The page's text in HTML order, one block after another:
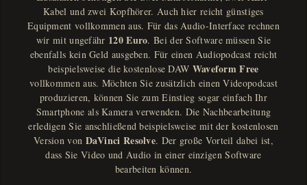
Kabel und zwei Kopfhörer. Auch hier reicht günstiges
Equipment vollkommen aus. Für das Audio-Interface rechnen
wir mit ungefähr 120 Euro. Bei der Software müssen Sie
ebenfalls kein Geld ausgeben. Für einen Audiopodcast reicht
beispielsweise die kostenlose DAW Waveform Free
vollkommen aus. Möchten Sie zusätzlich einen Videopodcast
produzieren, können Sie zum Einstieg sogar einfach Ihr
Smartphone als Kamera verwenden. Die Nachbearbeitung
erledigen Sie anschließend beispielsweise mit der kostenlosen
Version von DaVinci Resolve. Der große Vorteil dabei ist,
dass Sie Video und Audio in einer einzigen Software
bearbeiten können.